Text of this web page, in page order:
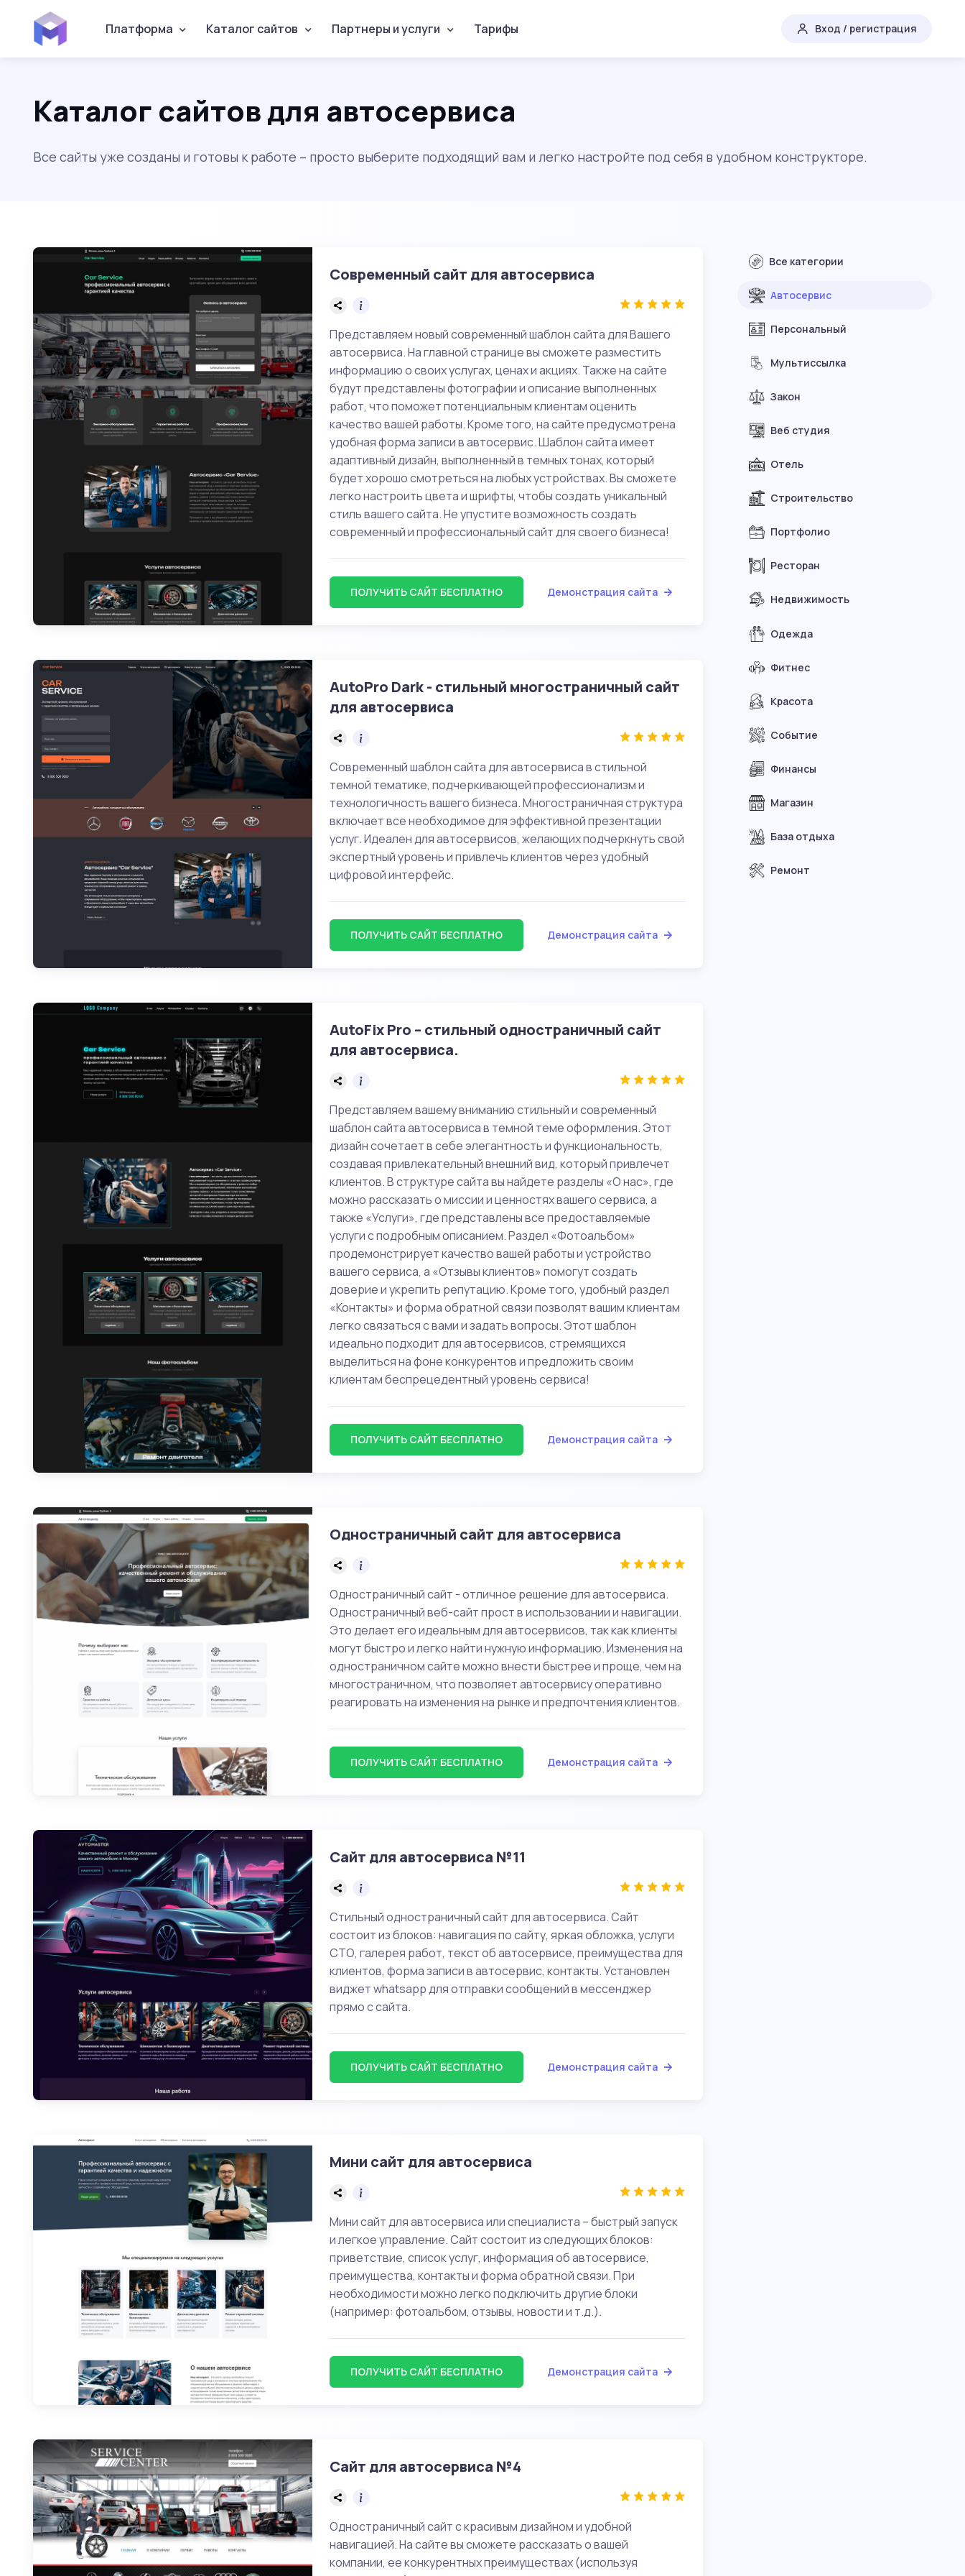
Платформа Каталог сайтов Партнеры и услуги Тарифы Вход / регистрация
Каталог сайтов для автосервиса
Все сайты уже созданы и готовы к работе – просто выберите подходящий вам и легко настройте под себя в удобном конструкторе.
Современный сайт для автосервиса
Представляем новый современный шаблон сайта для Вашего
автосервиса. На главной странице вы сможете разместить
информацию о своих услугах, ценах и акциях. Также на сайте
будут представлены фотографии и описание выполненных
работ, что поможет потенциальным клиентам оценить
качество вашей работы. Кроме того, на сайте предусмотрена
удобная форма записи в автосервис. Шаблон сайта имеет
адаптивный дизайн, выполненный в темных тонах, который
будет хорошо смотреться на любых устройствах. Вы сможете
легко настроить цвета и шрифты, чтобы создать уникальный
стиль вашего сайта. Не упустите возможность создать
современный и профессиональный сайт для своего бизнеса!
ПОЛУЧИТЬ САЙТ БЕСПЛАТНО Демонстрация сайта
AutoPro Dark - стильный многостраничный сайт
для автосервиса
Современный шаблон сайта для автосервиса в стильной
темной тематике, подчеркивающей профессионализм и
технологичность вашего бизнеса. Многостраничная структура
включает все необходимое для эффективной презентации
услуг. Идеален для автосервисов, желающих подчеркнуть свой
экспертный уровень и привлечь клиентов через удобный
цифровой интерфейс.
ПОЛУЧИТЬ САЙТ БЕСПЛАТНО Демонстрация сайта
AutoFix Pro – стильный одностраничный сайт
для автосервиса.
Представляем вашему вниманию стильный и современный
шаблон сайта автосервиса в темной теме оформления. Этот
дизайн сочетает в себе элегантность и функциональность,
создавая привлекательный внешний вид, который привлечет
клиентов. В структуре сайта вы найдете разделы «О нас», где
можно рассказать о миссии и ценностях вашего сервиса, а
также «Услуги», где представлены все предоставляемые
услуги с подробным описанием. Раздел «Фотоальбом»
продемонстрирует качество вашей работы и устройство
вашего сервиса, а «Отзывы клиентов» помогут создать
доверие и укрепить репутацию. Кроме того, удобный раздел
«Контакты» и форма обратной связи позволят вашим клиентам
легко связаться с вами и задать вопросы. Этот шаблон
идеально подходит для автосервисов, стремящихся
выделиться на фоне конкурентов и предложить своим
клиентам беспрецедентный уровень сервиса!
ПОЛУЧИТЬ САЙТ БЕСПЛАТНО Демонстрация сайта
Одностраничный сайт для автосервиса
Одностраничный сайт - отличное решение для автосервиса.
Одностраничный веб-сайт прост в использовании и навигации.
Это делает его идеальным для автосервисов, так как клиенты
могут быстро и легко найти нужную информацию. Изменения на
одностраничном сайте можно внести быстрее и проще, чем на
многостраничном, что позволяет автосервису оперативно
реагировать на изменения на рынке и предпочтения клиентов.
ПОЛУЧИТЬ САЙТ БЕСПЛАТНО Демонстрация сайта
Сайт для автосервиса №11
Стильный одностраничный сайт для автосервиса. Сайт
состоит из блоков: навигация по сайту, яркая обложка, услуги
СТО, галерея работ, текст об автосервисе, преимущества для
клиентов, форма записи в автосервис, контакты. Установлен
виджет whatsapp для отправки сообщений в мессенджер
прямо с сайта.
ПОЛУЧИТЬ САЙТ БЕСПЛАТНО Демонстрация сайта
Мини сайт для автосервиса
Мини сайт для автосервиса или специалиста – быстрый запуск
и легкое управление. Сайт состоит из следующих блоков:
приветствие, список услуг, информация об автосервисе,
преимущества, контакты и форма обратной связи. При
необходимости можно легко подключить другие блоки
(например: фотоальбом, отзывы, новости и т.д.).
ПОЛУЧИТЬ САЙТ БЕСПЛАТНО Демонстрация сайта
Сайт для автосервиса №4
Одностраничный сайт с красивым дизайном и удобной
навигацией. На сайте вы сможете рассказать о вашей
компании, ее конкурентных преимуществах (используя
Все категории
Автосервис
Персональный
Мультиссылка
Закон
Веб студия
Отель
Строительство
Портфолио
Ресторан
Недвижимость
Одежда
Фитнес
Красота
Событие
Финансы
Магазин
База отдыха
Ремонт